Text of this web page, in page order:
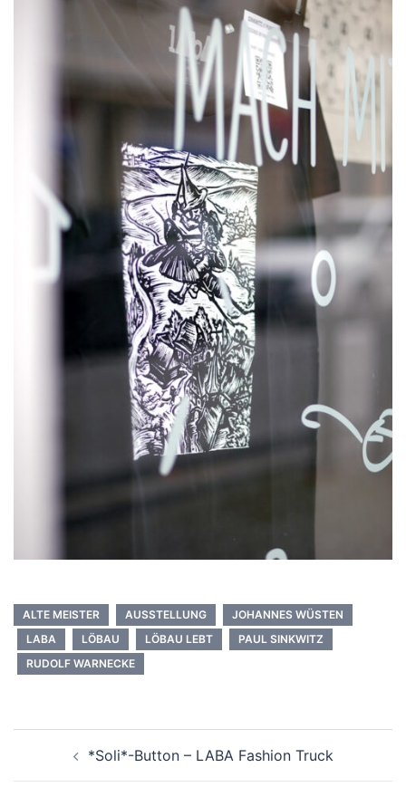
ALTE MEISTER AUSSTELLUNG
JOHANNES WÜSTEN
LABA
LÖBAU LÖBAU LEBT
PAUL SINKWITZ
RUDOLF WARNECKE
Navigation*Soli*-Button – LABA Fashion Truck